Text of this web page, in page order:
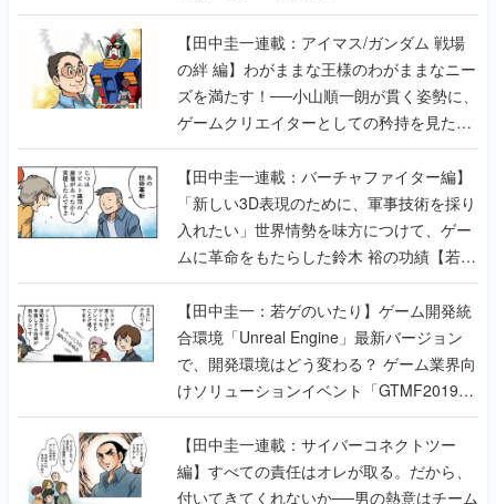
【田中圭一連載：アイマス/ガンダム 戦場
の絆 編】わがままな王様のわがままなニー
ズを満たす！──小山順一朗が貫く姿勢に、
ゲームクリエイターとしての矜持を見た
【若ゲのいたり最終回】
【田中圭一連載：バーチャファイター編】
「新しい3D表現のために、軍事技術を採り
入れたい」世界情勢を味方につけて、ゲー
ムに革命をもたらした鈴木 裕の功績【若ゲ
のいたり】
【田中圭一：若ゲのいたり】ゲーム開発統
合環境「Unreal Engine」最新バージョン
で、開発環境はどう変わる？ ゲーム業界向
けソリューションイベント「GTMF2019」
に行って、より理解を深めよう【PR】
【田中圭一連載：サイバーコネクトツー
編】すべての責任はオレが取る。だから、
付いてきてくれないか──男の熱意はチーム